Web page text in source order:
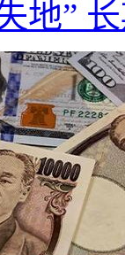
地”